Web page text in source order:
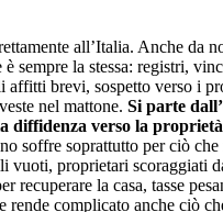
all’Italia. Anche da
sempre la stessa: registri,
brevi, sospetto verso i
nel mattone. Si parte
diffidenza verso la
soffre soprattutto per ciò che
vuoti, proprietari scoraggiati
recuperare la casa, tasse
rende complicato anche ciò